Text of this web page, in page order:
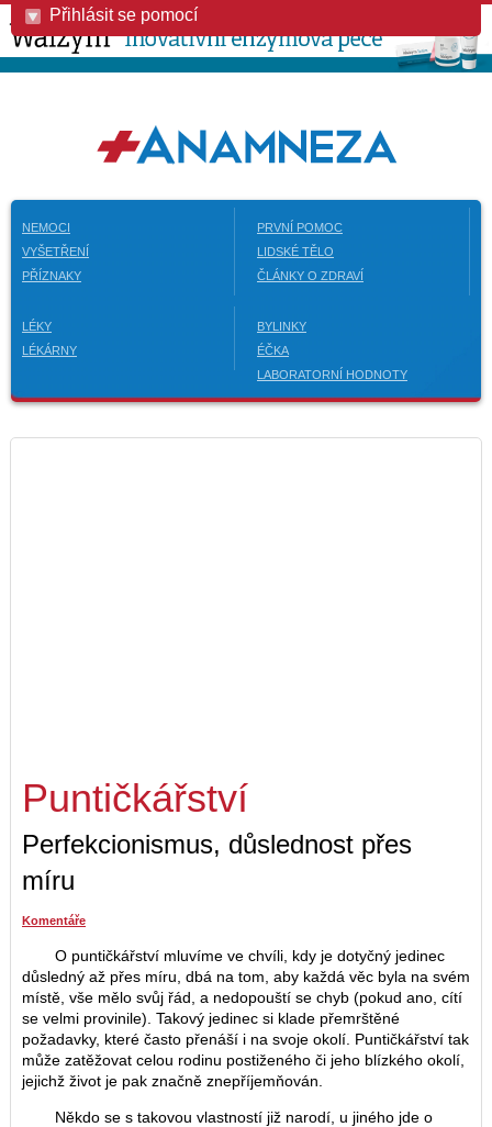
Přihlásit se pomocí
NEMOCI
VYŠETŘENÍ
PŘÍZNAKY
PRVNÍ POMOC
LIDSKÉ TĚLO
ČLÁNKY O ZDRAVÍ
LÉKY
LÉKÁRNY
BYLINKY
ÉČKA
LABORATORNÍ HODNOTY
Puntičkářství
Perfekcionismus, důslednost přes
míru
Komentáře
O puntičkářství mluvíme ve chvíli, kdy je dotyčný jedinec
důsledný až přes míru, dbá na tom, aby každá věc byla na svém
místě, vše mělo svůj řád, a nedopouští se chyb (pokud ano, cítí
se velmi provinile). Takový jedinec si klade přemrštěné
požadavky, které často přenáší i na svoje okolí. Puntičkářství tak
může zatěžovat celou rodinu postiženého či jeho blízkého okolí,
jejichž život je pak značně znepříjemňován.
Někdo se s takovou vlastností již narodí, u jiného jde o